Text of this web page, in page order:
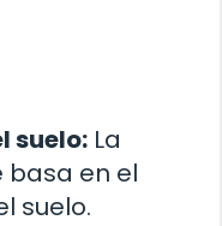
suelo: La
basa en el
suelo.